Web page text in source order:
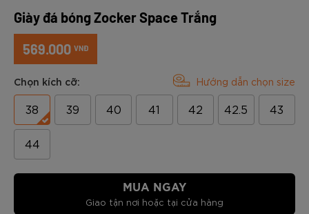
Giày đá bóng Zocker Space Trắng
569.000 VNĐ
Chọn kích cỡ: Hướng dẫn chọn size
38 39 40 41 42 42.5 43
44
MUA NGAY
Giao tận nơi hoặc tại cửa hàng